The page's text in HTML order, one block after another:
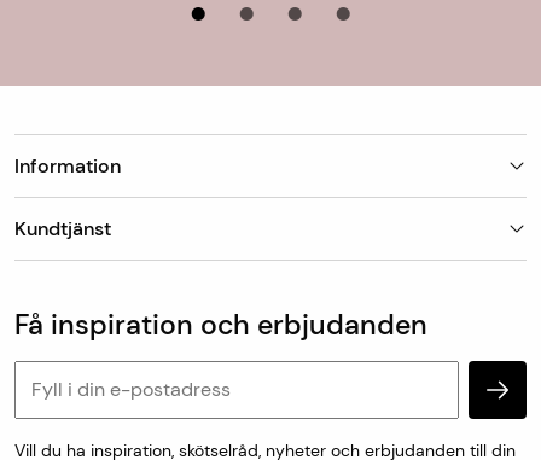
Information
Om Matt-Tema
Vanliga frågor
Kundtjänst
Köp & leveransvillkor
Retur & reklamation
Personuppgifter och cookies
Få inspiration och erbjudanden
Vill du ha inspiration, skötselråd, nyheter och erbjudanden till din